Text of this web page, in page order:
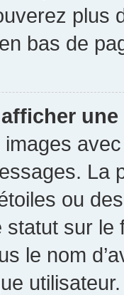
plus
bas de
La
ou
sur
le nom
utilisateur.